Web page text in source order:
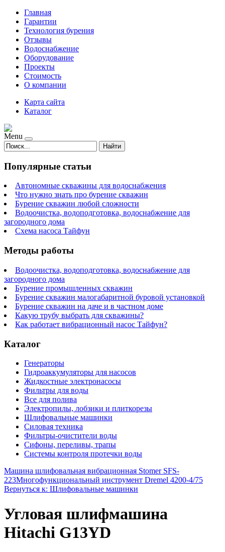
Главная
Гарантии
Технология бурения
Отзывы
Водоснабжение
Оборудование
Проекты
Стоимость
О компании
Карта сайта
Каталог
Menu
Найти
Популярные статьи
Автономные скважины для водоснабжения
Что нужно знать про бурение скважин
Бурение скважин любой сложности
Водоочистка, водоподготовка, водоснабжение для
загородного дома
Схема насоса Тайфун
Методы работы
Водоочистка, водоподготовка, водоснабжение для
загородного дома
Бурение промышленных скважин
Бурение скважин малогабаритной буровой установкой
Бурение скважин на даче и в частном доме
Какую трубу выбрать для скважины?
Как работает вибрационный насос Тайфун?
Каталог
Генераторы
Гидроаккумуляторы для насосов
Жидкостные электронасосы
Фильтры для воды
Все для полива
Электропилы, лобзики и плиткорезы
Шлифовальные машинки
Силовая техника
Фильтры-очистители воды
Сифоны, переливы, трапы
Системы контроля протечки воды
Машина шлифовальная вибрационная Stomer SFS-
223Многофункциональный инструмент Dremel 4200-4/75
Вернуться к: Шлифовальные машинки
Угловая шлифмашина
Hitachi G13YD